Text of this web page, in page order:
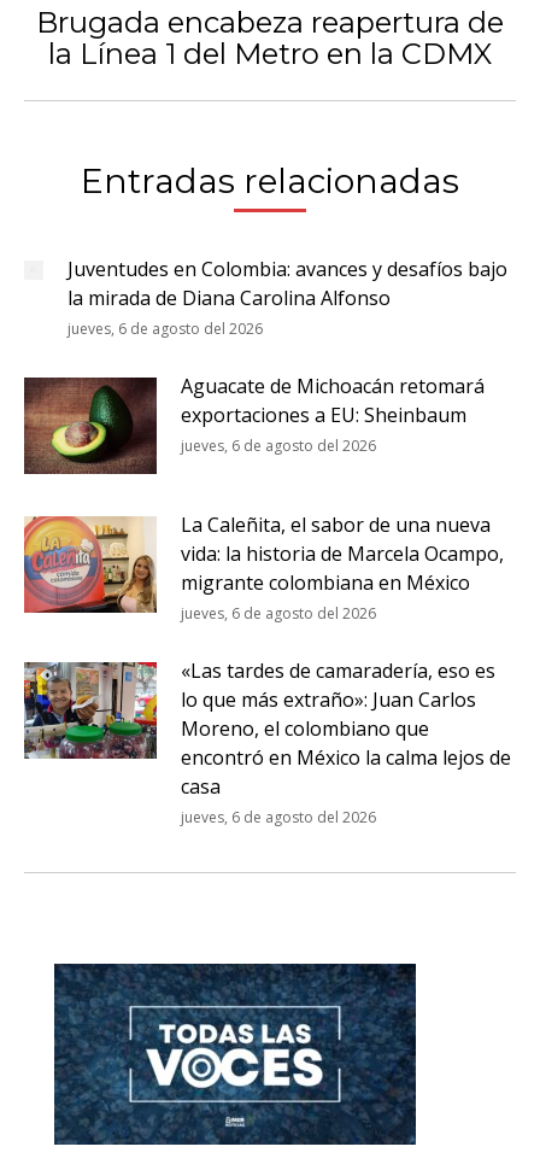
Publicación
siguiente:
Brugada encabeza reapertura de
la Línea 1 del Metro en la CDMX
Entradas relacionadas
Juventudes en Colombia: avances y desafíos bajo
la mirada de Diana Carolina Alfonso
jueves, 6 de agosto del 2026
Aguacate de Michoacán retomará
exportaciones a EU: Sheinbaum
jueves, 6 de agosto del 2026
La Caleñita, el sabor de una nueva
vida: la historia de Marcela Ocampo,
migrante colombiana en México
jueves, 6 de agosto del 2026
«Las tardes de camaradería, eso es
lo que más extraño»: Juan Carlos
Moreno, el colombiano que
encontró en México la calma lejos de
casa
jueves, 6 de agosto del 2026